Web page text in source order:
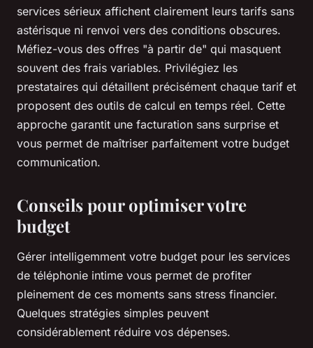
services sérieux affichent clairement leurs tarifs sans
astérisque ni renvoi vers des conditions obscures.
Méfiez-vous des offres "à partir de" qui masquent
souvent des frais variables. Privilégiez les
prestataires qui détaillent précisément chaque tarif et
proposent des outils de calcul en temps réel. Cette
approche garantit une facturation sans surprise et
vous permet de maîtriser parfaitement votre budget
communication.
Conseils pour optimiser votre
budget
Gérer intelligemment votre budget pour les services
de téléphonie intime vous permet de profiter
pleinement de ces moments sans stress financier.
Quelques stratégies simples peuvent
considérablement réduire vos dépenses.